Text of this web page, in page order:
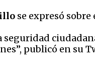
se expresó sobre
seguridad
publicó en su